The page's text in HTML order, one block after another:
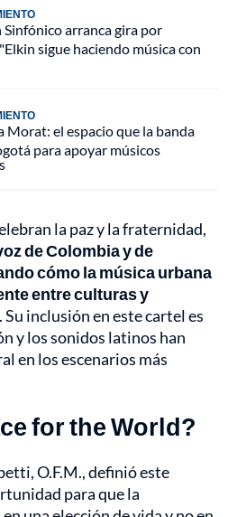
Sinfónico arranca gira por
sigue haciendo música con
Morat: el espacio que la banda
para apoyar músicos
la paz y la fraternidad,
de Colombia y de
cómo la música urbana
entre culturas y
. Su inclusión en este cartel es
y los sonidos latinos han
en los escenarios más
for the World?
O.F.M., definió este
para que la